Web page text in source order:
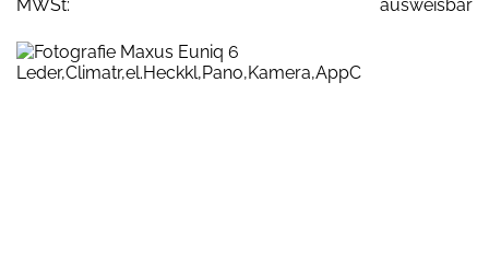
MWSt:
ausweisbar